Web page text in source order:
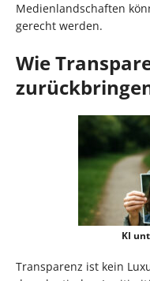
Medienlandschaften
gerecht werden.
Wie
KI
Transparenz ist kein